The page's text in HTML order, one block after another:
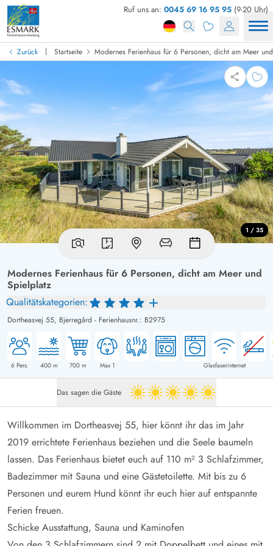
Ruf uns an: 0045 69 16 95 95 (9-20 Uhr)
Zurück | Startseite Modernes Ferienhaus für 6 Personen, dicht am Meer
Modernes Ferienhaus für 6 Personen, dicht am Meer und
Spielplatz
Qualitätskategorien:
Dortheasvej 55, Bjerregård - Ferienhausnr.: B2975
6Pers. 400m 700 m Max 1 Glasfaserinternet
1 / 35
Das sagen die Gäste 5 von 5
Willkommen im Dortheasvej 55, hier könnt ihr das im Jahr
2019 errichtete Ferienhaus beziehen und die Seele baumeln
lassen. Das Ferienhaus bietet euch auf 110 m² 3 Schlafzimmer,
Badezimmer mit Sauna und eine Gästetoilette. Mit bis zu 6
Personen und eurem Hund könnt ihr euch hier auf entspannte
Ferien freuen.
Schicke Ausstattung, Sauna und Kaminofen